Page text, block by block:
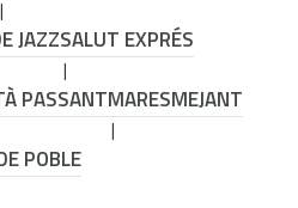
JAZZSALUT EXPRÉS
PASSANTMARESMEJANT
POBLE